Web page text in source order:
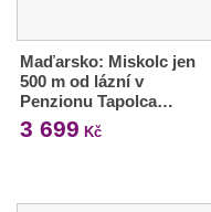
Maďarsko: Miskolc jen
500 m od lázní v
Penzionu Tapolca…
3 699 Kč